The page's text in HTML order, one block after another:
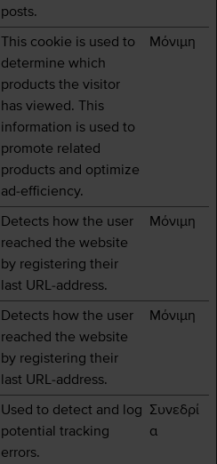
posts.
This cookie is used to
determine which
products the visitor
has viewed. This
information is used to
promote related
products and optimize
ad-efficiency.
Μόνιμη
Detects how the user
reached the website
by registering their
last URL-address.
Μόνιμη
Detects how the user
reached the website
by registering their
last URL-address.
Μόνιμη
Used to detect and log
potential tracking
errors.
Συνεδρί
α